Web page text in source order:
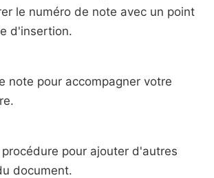
le numéro de note avec un point
d'insertion.
note pour accompagner votre
procédure pour ajouter d'autres
document.